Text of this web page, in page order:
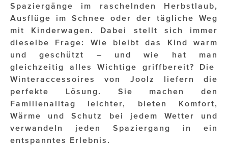
Merz Aesthetics
NEVER AGE NUTRITION
Nina Kraft – Kraft Media Minds
NORMAL
OTTO AM DONAUKANAL
sehen!wutscher
Spaziergänge im raschelnden Herbstlaub,
Ausflüge im Schnee oder der tägliche Weg
mit Kinderwagen. Dabei stellt sich immer
dieselbe Frage: Wie bleibt das Kind warm
und geschützt – und wie hat man
gleichzeitig alles Wichtige griffbereit? Die
Winteraccessoires von Joolz liefern die
perfekte Lösung. Sie machen den
Familienalltag leichter, bieten Komfort,
Wärme und Schutz bei jedem Wetter und
verwandeln jeden Spaziergang in ein
entspanntes Erlebnis.